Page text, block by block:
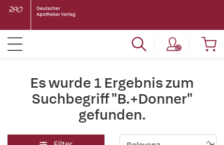
Es wurde 1 Ergebnis zum
Suchbegriff "B.+Donner"
gefunden.